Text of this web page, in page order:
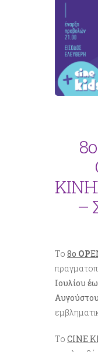
–
Το 8ο OP
Ιουλίου
Αυγούστου
Το CINE